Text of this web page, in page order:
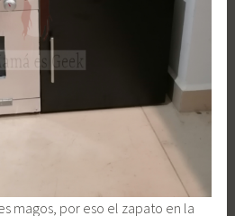
magos, por eso el zapato en la